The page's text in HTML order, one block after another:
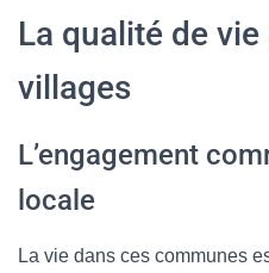
La qualité de
villages
L’engagement
locale
La vie dans ces communes